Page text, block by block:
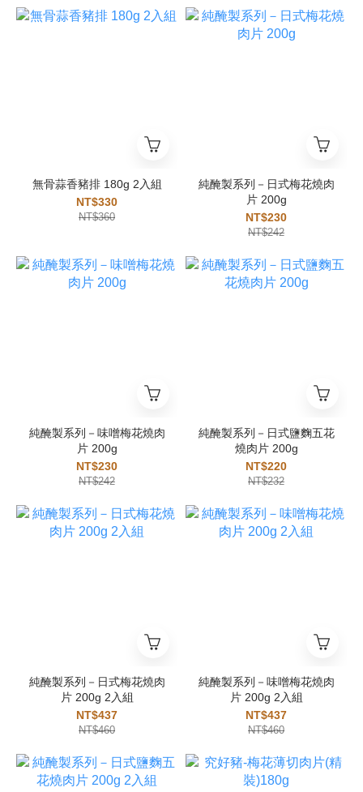
無骨蒜香豬排 180g 2入組
NT$330
NT$360
純醃製系列－日式梅花燒肉
片 200g
NT$230
NT$242
純醃製系列－味噌梅花燒肉
片 200g
NT$230
NT$242
純醃製系列－日式鹽麴五花
燒肉片 200g
NT$220
NT$232
純醃製系列－日式梅花燒肉
片 200g 2入組
NT$437
NT$460
純醃製系列－味噌梅花燒肉
片 200g 2入組
NT$437
NT$460